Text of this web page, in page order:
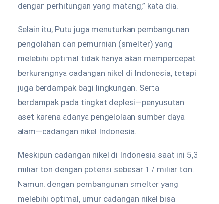
dengan perhitungan yang matang,” kata dia.
Selain itu, Putu juga menuturkan pembangunan
pengolahan dan pemurnian (smelter) yang
melebihi optimal tidak hanya akan mempercepat
berkurangnya cadangan nikel di Indonesia, tetapi
juga berdampak bagi lingkungan. Serta
berdampak pada tingkat deplesi—penyusutan
aset karena adanya pengelolaan sumber daya
alam—cadangan nikel Indonesia.
Meskipun cadangan nikel di Indonesia saat ini 5,3
miliar ton dengan potensi sebesar 17 miliar ton.
Namun, dengan pembangunan smelter yang
melebihi optimal, umur cadangan nikel bisa